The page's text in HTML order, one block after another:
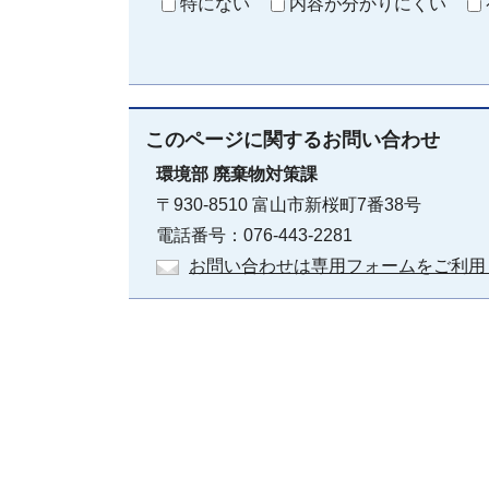
特にない 内容が分かりにくい
このページに関するお問い合わせ
環境部 廃棄物対策課
〒930-8510 富山市新桜町7番38号
電話番号：076-443-2281
お問い合わせは専用フォームをご利